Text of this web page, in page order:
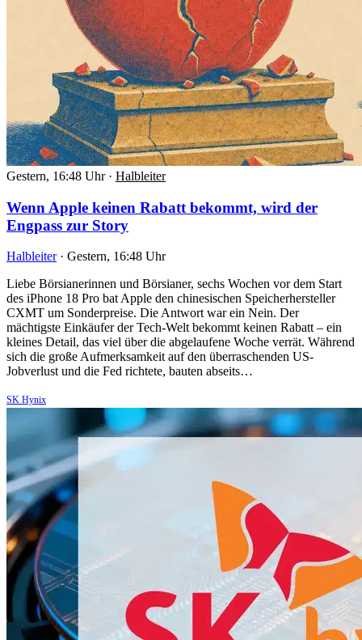
Gestern, 16:48 Uhr · Halbleiter
Wenn Apple keinen Rabatt bekommt, wird der
Engpass zur Story
Halbleiter · Gestern, 16:48 Uhr
Liebe Börsianerinnen und Börsianer, sechs Wochen vor dem Start
des iPhone 18 Pro bat Apple den chinesischen Speicherhersteller
CXMT um Sonderpreise. Die Antwort war ein Nein. Der
mächtigste Einkäufer der Tech-Welt bekommt keinen Rabatt – ein
kleines Detail, das viel über die abgelaufene Woche verrät. Während
sich die große Aufmerksamkeit auf den überraschenden US-
Jobverlust und die Fed richtete, bauten abseits…
SK Hynix